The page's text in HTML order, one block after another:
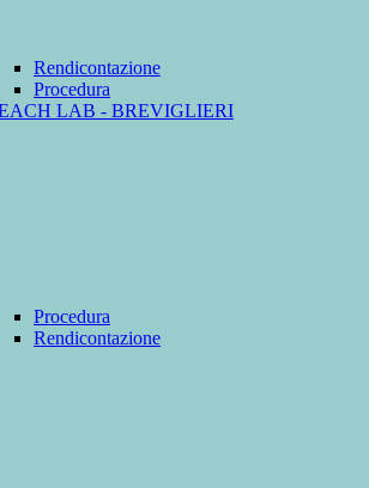
Rendicontazione
Procedura
LAB - BREVIGLIERI
Procedura
Rendicontazione